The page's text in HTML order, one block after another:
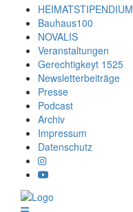
HEIMATSTIPENDIUM
Bauhaus100
NOVALIS
Veranstaltungen
Gerechtigkeyt 1525
Newsletterbeiträge
Presse
Podcast
Archiv
Impressum
Datenschutz